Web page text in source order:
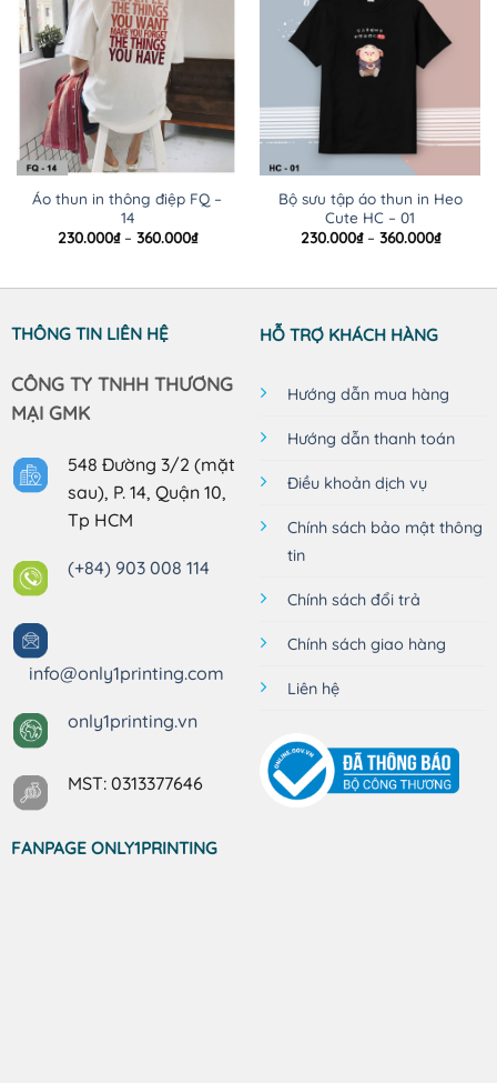
Áo thun in thông điệp FQ –
14
230.000₫ – 360.000₫Khoảng
đến
Bộ sưu tập áo thun in Heo
Cute HC – 01
230.000₫ – 360.000₫Khoảng
đến
THÔNG TIN LIÊN HỆ
CÔNG TY TNHH THƯƠNG
MẠI GMK
548 Đường 3/2 (mặt
sau), P. 14, Quận 10,
Tp HCM
(+84) 903 008 114
info@only1printing.com
only1printing.vn
MST: 0313377646
HỖ TRỢ KHÁCH HÀNG
Hướng dẫn mua hàng
Hướng dẫn thanh toán
Điều khoản dịch vụ
Chính sách bảo mật thông
tin
Chính sách đổi trả
Chính sách giao hàng
Liên hệ
FANPAGE ONLY1PRINTING